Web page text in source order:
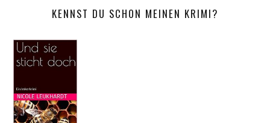
KENNST DU SCHON MEINEN KRIMI?